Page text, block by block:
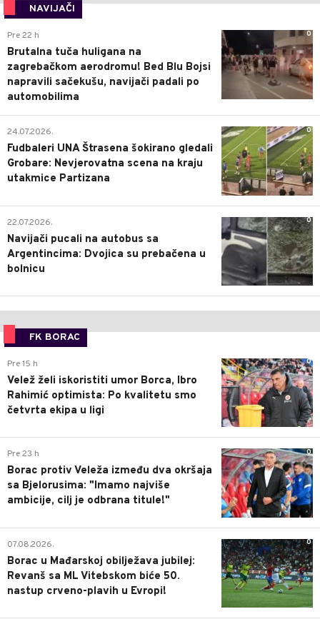
NAVIJAČI
0
Pre 22 h
Brutalna tuča huligana na
zagrebačkom aerodromu! Bed Blu Bojsi
napravili sačekušu, navijači padali po
automobilima
0
24.07.2026.
Fudbaleri UNA Štrasena šokirano gledali
Grobare: Nevjerovatna scena na kraju
utakmice Partizana
0
22.07.2026.
Navijači pucali na autobus sa
Argentincima: Dvojica su prebačena u
bolnicu
FK BORAC
0
Pre 15 h
Velež želi iskoristiti umor Borca, Ibro
Rahimić optimista: Po kvalitetu smo
četvrta ekipa u ligi
0
Pre 23 h
Borac protiv Veleža između dva okršaja
sa Bjelorusima: "Imamo najviše
ambicije, cilj je odbrana titule!"
0
07.08.2026.
Borac u Mađarskoj obilježava jubilej:
Revanš sa ML Vitebskom biće 50.
nastup crveno-plavih u Evropi!